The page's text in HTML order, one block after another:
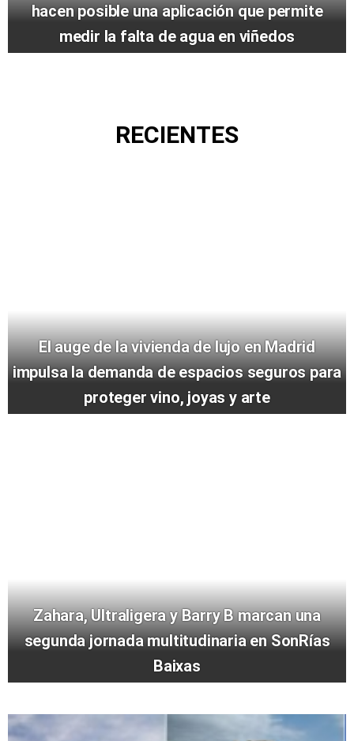
hacen posible una aplicación que permite
medir la falta de agua en viñedos
RECIENTES
El auge de la vivienda de lujo en Madrid
impulsa la demanda de espacios seguros para
proteger vino, joyas y arte
Zahara, Ultraligera y Barry B marcan una
segunda jornada multitudinaria en SonRías
Baixas